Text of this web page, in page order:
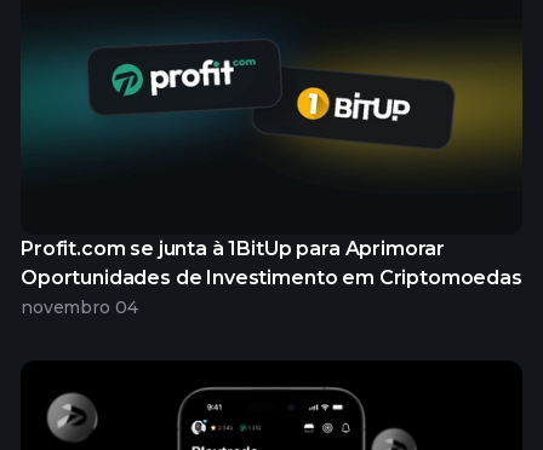
Profit.com se junta à 1BitUp para Aprimorar
Oportunidades de Investimento em Criptomoedas
novembro 04